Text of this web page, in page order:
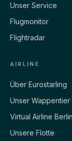
Unser Service
Flugmonitor
Flightradar
AIRLINE
Über Eurostarling
Unser Wappentier
Virtual Airline
Unsere Flotte